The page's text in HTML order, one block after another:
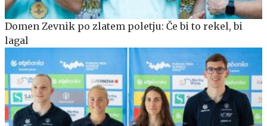
Domen Zevnik po zlatem poletju: Če bi to rekel, bi
lagal